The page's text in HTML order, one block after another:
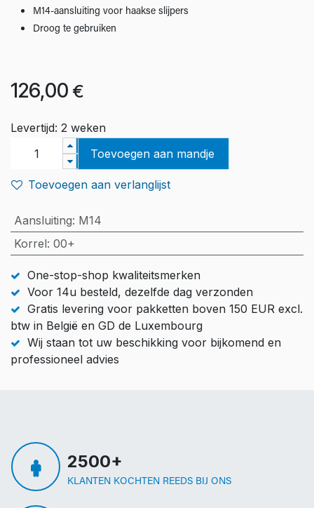
M14-aansluiting voor haakse slijpers
Droog te gebruiken
126,00 €
Levertijd: 2 weken
Toevoegen aan mandje
Toevoegen aan verlanglijst
Aansluiting: M14
Korrel: 00+
One-stop-shop kwaliteitsmerken
Voor 14u besteld, dezelfde dag verzonden
Gratis levering voor pakketten boven 150 EUR excl.
btw in België en GD de Luxembourg
Wij staan tot uw beschikking voor bijkomend en
professioneel advies
2500+
KLANTEN KOCHTEN REEDS BIJ ONS